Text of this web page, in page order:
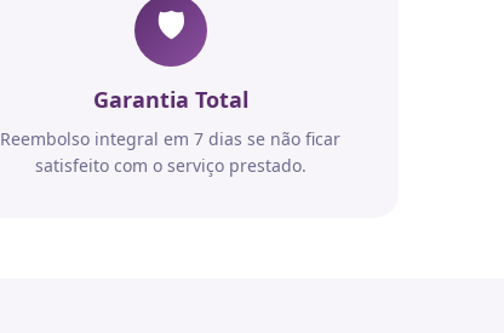
🛡️
Garantia Total
Reembolso integral em 7 dias se não ficar
satisfeito com o serviço prestado.